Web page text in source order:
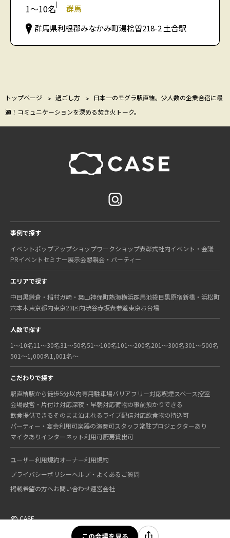
この会場を見る
1〜10名
群馬
群馬県利根郡みなかみ町湯桧曽218-2 土合駅
トップページ 過ごし方
日本一のモグラ駅直結。少人数の企業合宿に最
適！コミュニケーションを深める焚き火トーク。
事例で探す
イベントポップアップショップワークショップ表彰式社内イベント・会議
PRイベントセミナー展示会懇親会・パーティー
エリアで探す
中目黒鎌倉・稲村ガ崎・葉山神保町熱海横浜群馬池袋目黒原宿新橋・浜松町
六本木東京都内東京23区内渋谷赤坂表参道東京お台場
人数で探す
1〜10名11〜30名31〜50名51〜100名101〜200名201〜300名301〜500名
501〜1,000名1,001名〜
こだわりで探す
駅直結駅から徒歩5分以内専用駐車場バリアフリー対応喫煙スペース控室
会場設営・片付け対応深夜・早朝対応荷物の事前預かりできる
飲食提供できるそのまま泊まれる ライブ配信対応飲食物の持込可
パーティー・宴会利用可楽器の演奏可スタッフ常駐プロジェクターあり
マイクありインターネット利用可厨房貸出可
ユーザー利用規約オーナー利用規約
プライバシーポリシーヘルプ・よくあるご質問
掲載希望の方へお問い合わせ運営会社
©CASE